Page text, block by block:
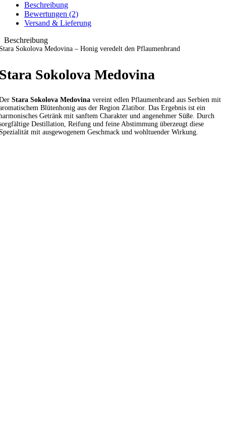
Beschreibung
Bewertungen (2)
Versand & Lieferung
Beschreibung
Sokolova Medovina – Honig veredelt den Pflaumenbrand
Sokolova Medovina
Stara Sokolova Medovina vereint edlen Pflaumenbrand aus Serbien mit
Blütenhonig aus der Region Zlatibor. Das Ergebnis ist ein
Getränk mit sanftem Charakter und angenehmer Süße. Durch
Destillation, Reifung und feine Abstimmung überzeugt diese
mit ausgewogenem Geschmack und wohltuender Wirkung.